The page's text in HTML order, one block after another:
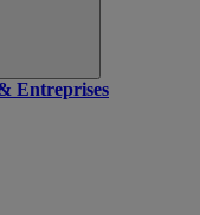
Entreprises